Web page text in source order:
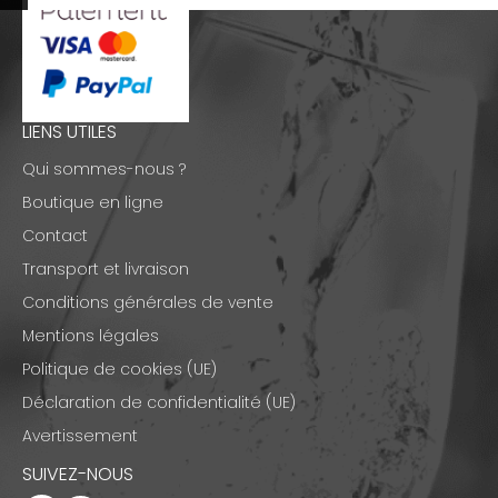
LIENS UTILES
Qui sommes-nous ?
Boutique en ligne
Contact
Transport et livraison
Conditions générales de vente
Mentions légales
Politique de cookies (UE)
Déclaration de confidentialité (UE)
Avertissement
SUIVEZ-NOUS